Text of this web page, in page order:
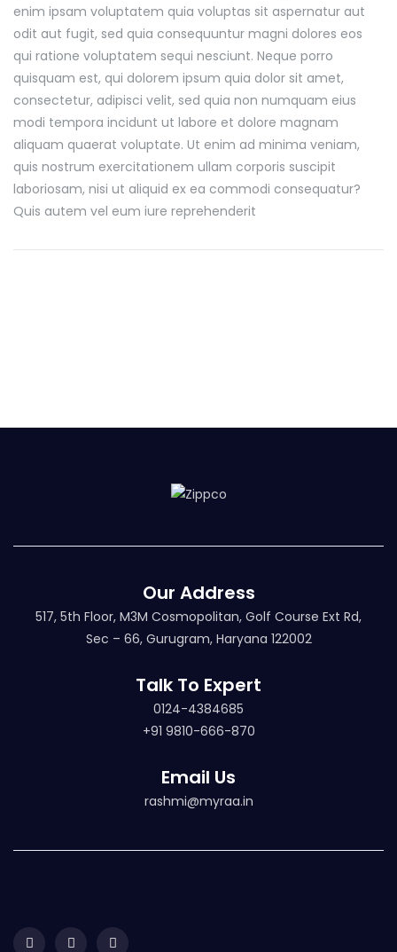
enim ipsam voluptatem quia voluptas sit aspernatur aut
odit aut fugit, sed quia consequuntur magni dolores eos
qui ratione voluptatem sequi nesciunt. Neque porro
quisquam est, qui dolorem ipsum quia dolor sit amet,
consectetur, adipisci velit, sed quia non numquam eius
modi tempora incidunt ut labore et dolore magnam
aliquam quaerat voluptate. Ut enim ad minima veniam,
quis nostrum exercitationem ullam corporis suscipit
laboriosam, nisi ut aliquid ex ea commodi consequatur?
Quis autem vel eum iure reprehenderit
Our Address
517, 5th Floor, M3M Cosmopolitan, Golf Course Ext Rd,
Sec – 66, Gurugram, Haryana 122002
Talk To Expert
0124-4384685
+91 9810-666-870
Email Us
rashmi@myraa.in